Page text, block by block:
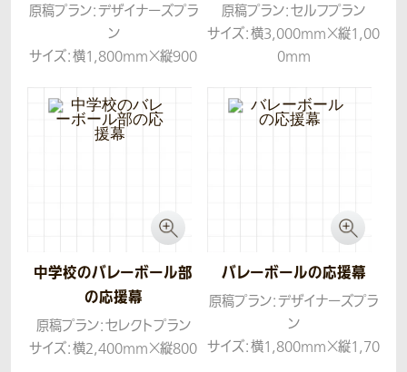
原稿プラン：デザイナーズプラ
ン
サイズ：横1,800mm×縦900
生地：トロマット
コンセプト：賑やかで可愛らし
くもかっこいいデザインでお
原稿プラン：セルフプラン
サイズ：横3,000mm×縦1,00
0mm
中学校のバレーボール部
の応援幕
原稿プラン：セレクトプラン
サイズ：横2,400mm×縦800
バレーボールの応援幕
原稿プラン：デザイナーズプラ
ン
サイズ：横1,800mm×縦1,70